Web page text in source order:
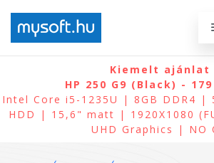
Kiemelt ajánlat
HP 250 G9 (Black) -
Intel Core i5-1235U | 8GB DDR4 |
HDD | 15,6" matt | 1920X1080
UHD Graphics | NO